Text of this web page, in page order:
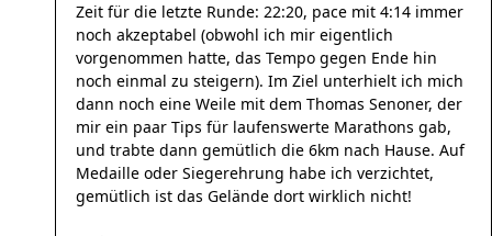
Zeit für die letzte Runde: 22:20, pace mit 4:14 immer
noch akzeptabel (obwohl ich mir eigentlich
vorgenommen hatte, das Tempo gegen Ende hin
noch einmal zu steigern). Im Ziel unterhielt ich mich
dann noch eine Weile mit dem Thomas Senoner, der
mir ein paar Tips für laufenswerte Marathons gab,
und trabte dann gemütlich die 6km nach Hause. Auf
Medaille oder Siegerehrung habe ich verzichtet,
gemütlich ist das Gelände dort wirklich nicht!